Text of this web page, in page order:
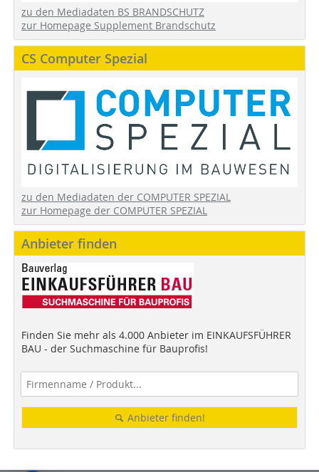
zu den Mediadaten BS BRANDSCHUTZ
zur Homepage Supplement Brandschutz
CS Computer Spezial
zu den Mediadaten der COMPUTER SPEZIAL
zur Homepage der COMPUTER SPEZIAL
Anbieter finden
Finden Sie mehr als 4.000 Anbieter im EINKAUFSFÜHRER
BAU - der Suchmaschine für Bauprofis!
Anbieter finden!